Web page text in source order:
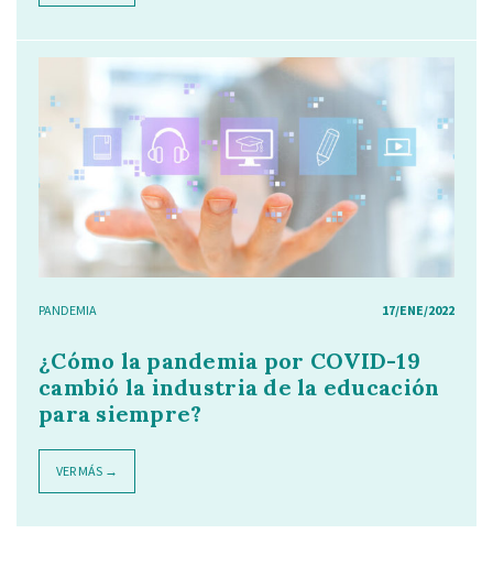
PANDEMIA 17/ENE/2022
¿Cómo la pandemia por COVID-19
cambió la industria de la educación
para siempre?
VER MÁS →